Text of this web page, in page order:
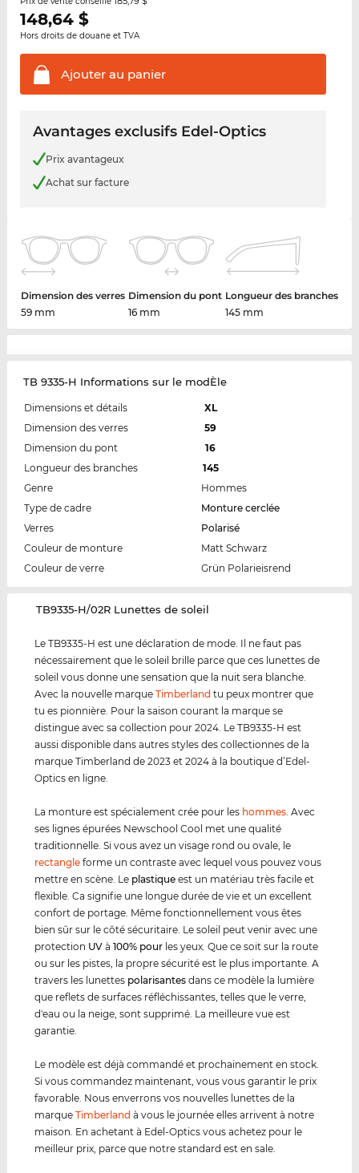
148,64$
Hors droits de douane et TVA
Ajouter au panier
Avantages exclusifs Edel-Optics
Prix avantageux
Achat sur facture
Dimension des verres
59 mm
Dimension du pont
16 mm
Longueur des branches
145 mm
TB 9335-H Informations sur le modÈle
Dimensions et détails
XL
Dimension des verres
59
Dimension du pont
16
Longueur des branches
145
Genre
Hommes
Type de cadre
Monture cerclée
Verres
Polarisé
Couleur de monture
Matt Schwarz
Couleur de verre
Grün Polarieisrend
‌TB9335-H/02R Lunettes de soleil
Le TB9335-H est une déclaration de mode. Il ne faut pas
nécessairement que le soleil brille parce que ces lunettes de
soleil vous donne une sensation que la nuit sera blanche.
Avec la nouvelle marqueTimberland tu peux montrer que
tu es pionnière. Pour la saison courant la marque se
distingue avec sa collection pour 2024. Le TB9335-H est
aussi disponible dans autres styles des collectionnes de la
marque Timberland de 2023 et 2024 à la boutique d’Edel-
Optics en ligne.
La monture est spécialement crée pour les hommes . Avec
ses lignes épurées Newschool Cool met une qualité
traditionnelle. Si vous avez un visage rond ou ovale, le
rectangle forme un contraste avec lequel vous pouvez vous
mettre en scène. Le plastique est un matériau très facile et
flexible. Ca signifie une longue durée de vie et un excellent
confort de portage. Même fonctionnellement vous êtes
bien sûr sur le côté sécuritaire. Le soleil peut venir avec une
protection UV à100% pour les yeux. Que ce soit sur la route
ou sur les pistes, la propre sécurité est le plus importante. A
travers les lunettes polarisantes dans ce modèle la lumière
que reflets de surfaces réfléchissantes, telles que le verre,
d'eau ou la neige, sont supprimé. La meilleure vue est
garantie.
Le modèle est déjà commandé et prochainement en stock.
Si vous commandez maintenant, vous vous garantir le prix
favorable. Nous enverrons vos nouvelles lunettes de la
marqueTimberland à vous le journée elles arrivent à notre
maison. En achetant à Edel-Optics vous achetez pour le
meilleur prix, parce que notre standard est en sale.